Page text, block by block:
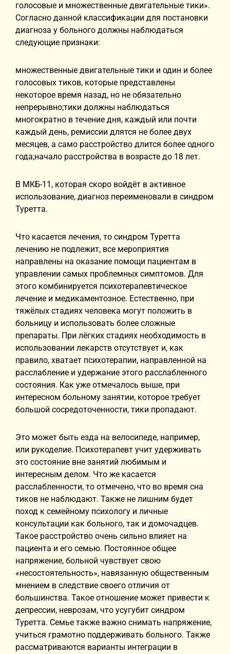
голосовые и множественные двигательные тики».
Согласно данной классификации для постановки
диагноза у больного должны наблюдаться
следующие признаки:
множественные двигательные тики и один и более
голосовых тиков, которые представлены
некоторое время назад, но не обязательно
непрерывно;тики должны наблюдаться
многократно в течение дня, каждый или почти
каждый день, ремиссии длятся не более двух
месяцев, а само расстройство длится более одного
года;начало расстройства в возрасте до 18 лет.
В МКБ-11, которая скоро войдёт в активное
использование, диагноз переименовали в синдром
Туретта.
Что касается лечения, то синдром Туретта
лечению не подлежит, все мероприятия
направлены на оказание помощи пациентам в
управлении самых проблемных симптомов. Для
этого комбинируется психотерапевтическое
лечение и медикаментозное. Естественно, при
тяжёлых стадиях человека могут положить в
больницу и использовать более сложные
препараты. При лёгких стадиях необходимость в
использовании лекарств отсутствует и, как
правило, хватает психотерапии, направленной на
расслабление и удержание этого расслабленного
состояния. Как уже отмечалось выше, при
интересном больному занятии, которое требует
большой сосредоточенности, тики пропадают.
Это может быть езда на велосипеде, например,
или рукоделие. Психотерапевт учит удерживать
это состояние вне занятий любимым и
интересным делом. Что же касается
расслабленности, то отмечено, что во время сна
тиков не наблюдают. Также не лишним будет
поход к семейному психологу и личные
консультации как больного, так и домочадцев.
Такое расстройство очень сильно влияет на
пациента и его семью. Постоянное общее
напряжение, больной чувствует свою
«несостоятельность», навязанную общественным
мнением в следствие своего отличия от
большинства. Такое отношение может привести к
депрессии, неврозам, что усугубит синдром
Туретта. Семье также важно снимать напряжение,
учиться грамотно поддерживать больного. Также
рассматриваются варианты интеграции в